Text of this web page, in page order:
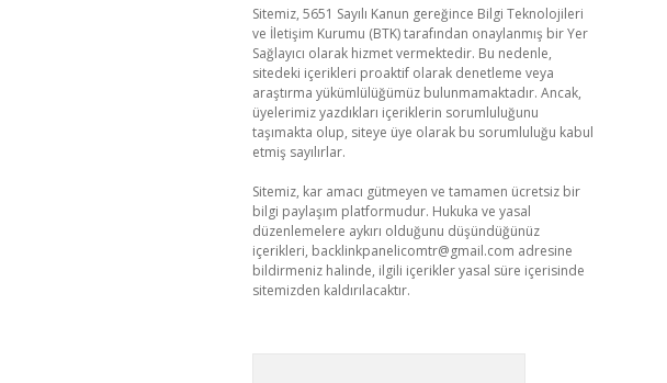
Sitemiz, 5651 Sayılı Kanun gereğince Bilgi Teknolojileri
ve İletişim Kurumu (BTK) tarafından onaylanmış bir Yer
Sağlayıcı olarak hizmet vermektedir. Bu nedenle,
sitedeki içerikleri proaktif olarak denetleme veya
araştırma yükümlülüğümüz bulunmamaktadır. Ancak,
üyelerimiz yazdıkları içeriklerin sorumluluğunu
taşımakta olup, siteye üye olarak bu sorumluluğu kabul
etmiş sayılırlar.
Sitemiz, kar amacı gütmeyen ve tamamen ücretsiz bir
bilgi paylaşım platformudur. Hukuka ve yasal
düzenlemelere aykırı olduğunu düşündüğünüz
içerikleri, backlinkpanelicomtr@gmail.com adresine
bildirmeniz halinde, ilgili içerikler yasal süre içerisinde
sitemizden kaldırılacaktır.